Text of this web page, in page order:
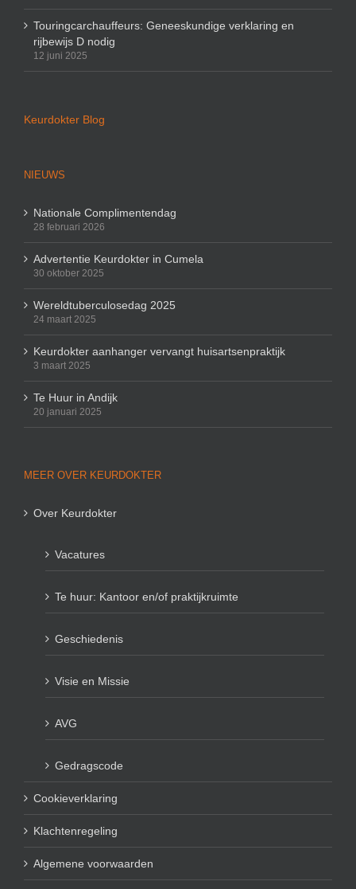
Touringcarchauffeurs: Geneeskundige verklaring en
rijbewijs D nodig
12 juni 2025
Keurdokter Blog
NIEUWS
Nationale Complimentendag
28 februari 2026
Advertentie Keurdokter in Cumela
30 oktober 2025
Wereldtuberculosedag 2025
24 maart 2025
Keurdokter aanhanger vervangt huisartsenpraktijk
3 maart 2025
Te Huur in Andijk
20 januari 2025
MEER OVER KEURDOKTER
Over Keurdokter
Vacatures
Te huur: Kantoor en/of praktijkruimte
Geschiedenis
Visie en Missie
AVG
Gedragscode
Cookieverklaring
Klachtenregeling
Algemene voorwaarden